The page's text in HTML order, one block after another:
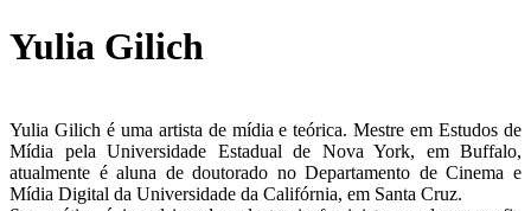
Yulia Gilich
Yulia Gilich é uma artista de mídia e teórica. Mestre em Estudos de
Mídia pela Universidade Estadual de Nova York, em Buffalo,
atualmente é aluna de doutorado no Departamento de Cinema e
Mídia Digital da Universidade da Califórnia, em Santa Cruz.